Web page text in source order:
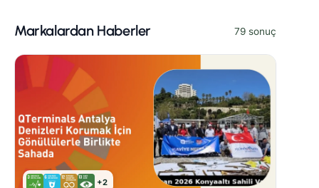
Markalardan Haberler 79 sonuç
+2